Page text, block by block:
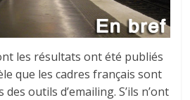
les résultats ont été publiés
que les cadres français sont
outils d’emailing. S’ils n’ont